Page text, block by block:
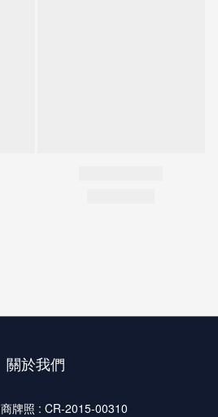
關於我們
牌照 : CR-2015-00310